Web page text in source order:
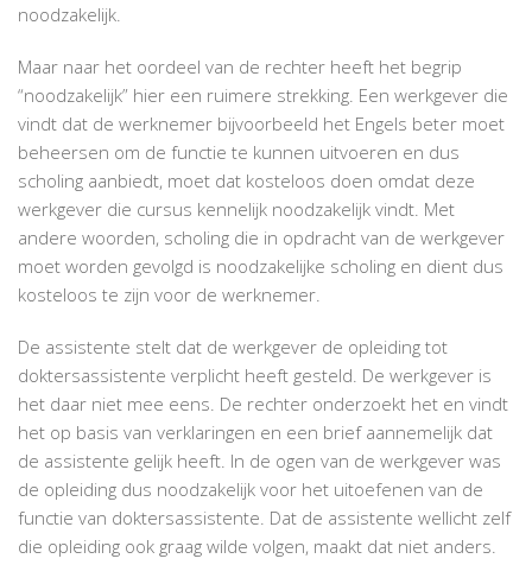
noodzakelijk.
Maar naar het oordeel van de rechter heeft het begrip
“noodzakelijk” hier een ruimere strekking. Een werkgever die
vindt dat de werknemer bijvoorbeeld het Engels beter moet
beheersen om de functie te kunnen uitvoeren en dus
scholing aanbiedt, moet dat kosteloos doen omdat deze
werkgever die cursus kennelijk noodzakelijk vindt. Met
andere woorden, scholing die in opdracht van de werkgever
moet worden gevolgd is noodzakelijke scholing en dient dus
kosteloos te zijn voor de werknemer.
De assistente stelt dat de werkgever de opleiding tot
doktersassistente verplicht heeft gesteld. De werkgever is
het daar niet mee eens. De rechter onderzoekt het en vindt
het op basis van verklaringen en een brief aannemelijk dat
de assistente gelijk heeft. In de ogen van de werkgever was
de opleiding dus noodzakelijk voor het uitoefenen van de
functie van doktersassistente. Dat de assistente wellicht zelf
die opleiding ook graag wilde volgen, maakt dat niet anders.